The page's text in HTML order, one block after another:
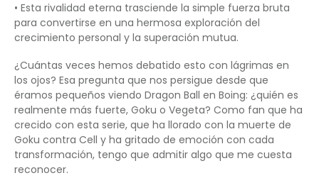
• Esta rivalidad eterna trasciende la simple fuerza bruta
para convertirse en una hermosa exploración del
crecimiento personal y la superación mutua.
¿Cuántas veces hemos debatido esto con lágrimas en
los ojos? Esa pregunta que nos persigue desde que
éramos pequeños viendo Dragon Ball en Boing: ¿quién es
realmente más fuerte, Goku o Vegeta? Como fan que ha
crecido con esta serie, que ha llorado con la muerte de
Goku contra Cell y ha gritado de emoción con cada
transformación, tengo que admitir algo que me cuesta
reconocer.